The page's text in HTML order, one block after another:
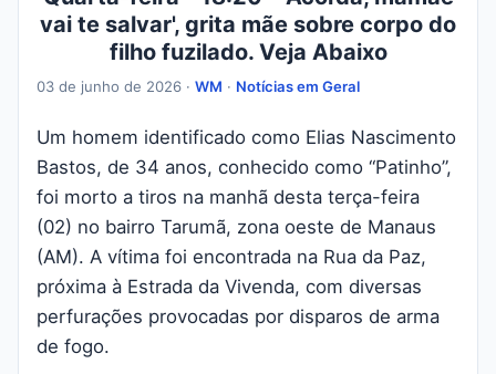
vai te salvar', grita mãe sobre corpo do
filho fuzilado. Veja Abaixo
03 de junho de 2026 · WM · Notícias em Geral
Um homem identificado como Elias Nascimento
Bastos, de 34 anos, conhecido como “Patinho”,
foi morto a tiros na manhã desta terça-feira
(02) no bairro Tarumã, zona oeste de Manaus
(AM). A vítima foi encontrada na Rua da Paz,
próxima à Estrada da Vivenda, com diversas
perfurações provocadas por disparos de arma
de fogo.